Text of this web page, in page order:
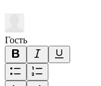
Гость